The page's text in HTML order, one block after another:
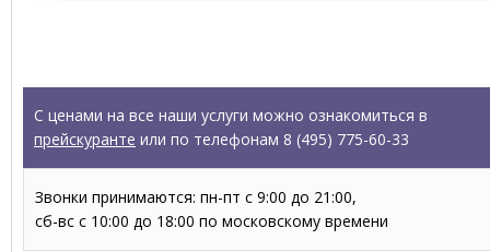
С ценами на все наши услуги можно ознакомиться в
прейскуранте или по телефонам 8 (495) 775-60-33
Звонки принимаются: пн-пт с 9:00 до 21:00,
сб-вс с 10:00 до 18:00 по московскому времени